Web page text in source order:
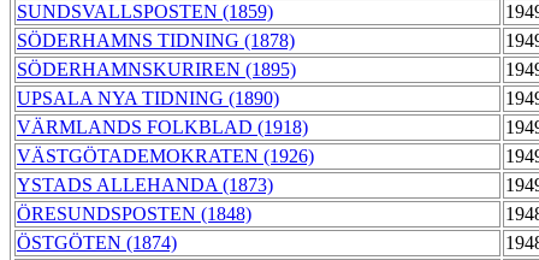
SUNDSVALLSPOSTEN (1859)
SÖDERHAMNS TIDNING (1878)
SÖDERHAMNSKURIREN (1895)
UPSALA NYA TIDNING (1890)
VÄRMLANDS FOLKBLAD (1918)
VÄSTGÖTADEMOKRATEN (1926)
YSTADS ALLEHANDA (1873)
ÖRESUNDSPOSTEN (1848)
ÖSTGÖTEN (1874)